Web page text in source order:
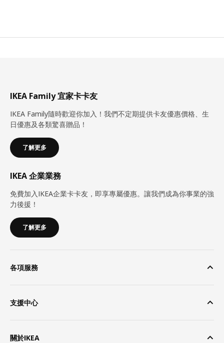
IKEA Family 宜家卡卡友
IKEA Family隨時歡迎你加入！我們不定期提供卡友優惠價格、生
日優惠及各類驚喜贈品！
了解更多
IKEA 企業業務
免費加入IKEA企業卡卡友，即享專屬優惠。讓我們成為你事業的強
力後援！
了解更多
各項服務
支援中心
關於IKEA